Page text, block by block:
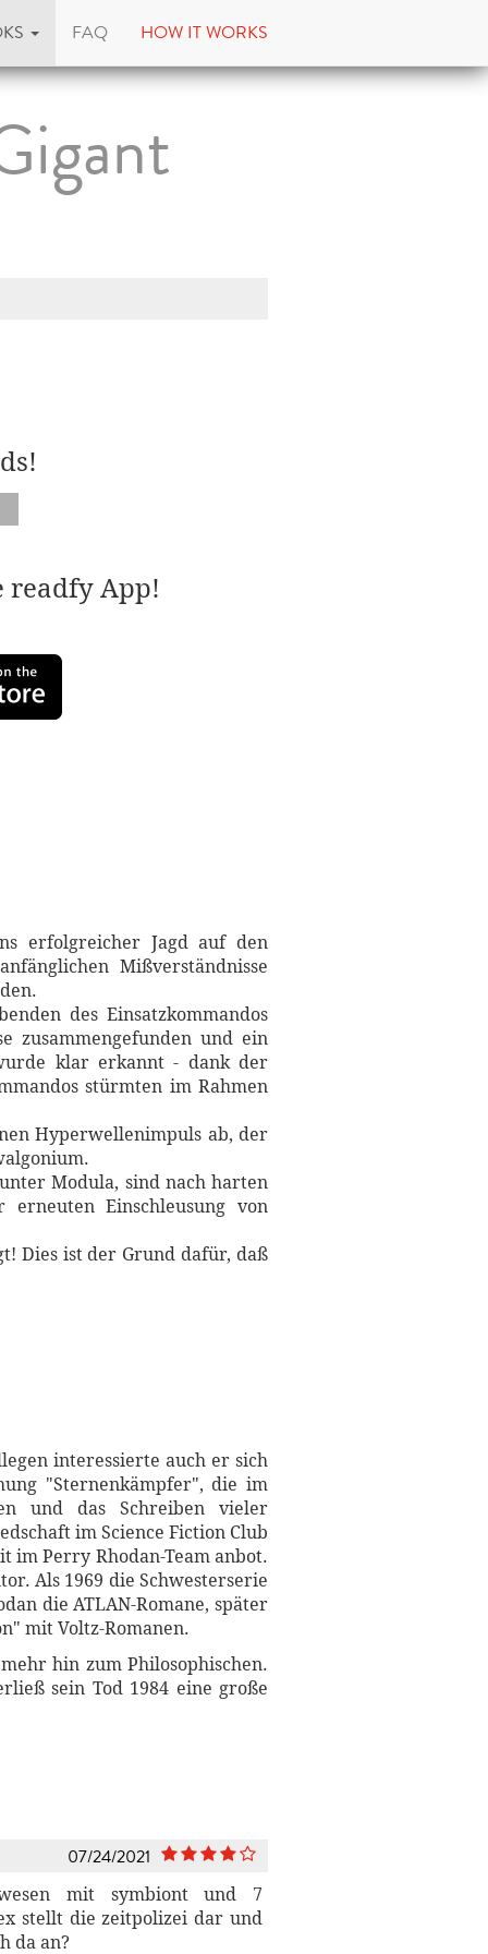
FAQ HOW IT WORKS
readfy App!
erfolgreicher Jagd auf den
Mißverständnisse
des Einsatzkommandos
zusammengefunden und ein
klar erkannt - dank der
stürmten im Rahmen
Hyperwellenimpuls ab, der
Modula, sind nach harten
Einschleusung von
Dies ist der Grund dafür, daß
interessierte auch er sich
"Sternenkämpfer", die im
und das Schreiben vieler
im Science Fiction Club
im Perry Rhodan-Team anbot.
Als 1969 die Schwesterserie
die ATLAN-Romane, später
mit Voltz-Romanen.
hin zum Philosophischen.
sein Tod 1984 eine große
07/24/2021
mit symbiont und 7
stellt die zeitpolizei dar und
da an?